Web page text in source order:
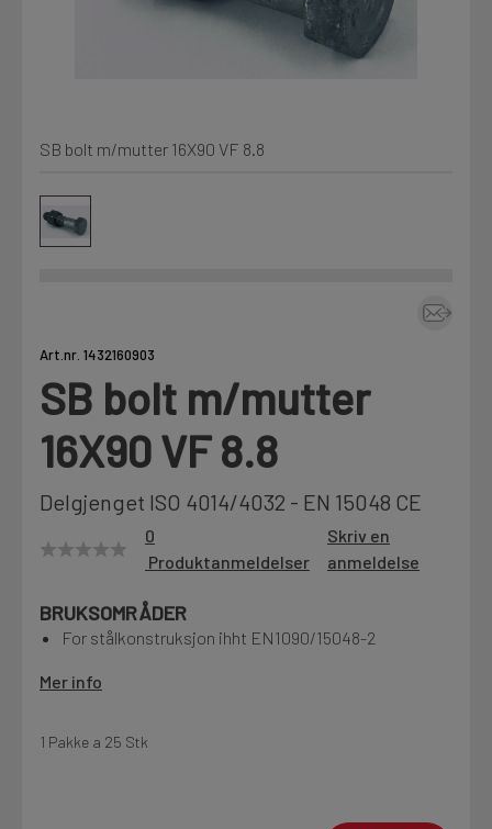
Kjemi, vindsperre og branntetting
Fag
Motek
Finn butikk
Kontakt og åpningstider
Kontakt
Prislister
Firmainformasjon
LOGG UT
SB bolt m/mutter 16X90 VF 8.8
Art.nr. 1432160903
SB bolt m/mutter
16X90 VF 8.8
Delgjenget ISO 4014/4032 - EN 15048 CE
0
Produktanmeldelser
Skriv en
anmeldelse
BRUKSOMRÅDER
For stålkonstruksjon ihht EN1090/15048-2
Mer info
1 Pakke a 25 Stk